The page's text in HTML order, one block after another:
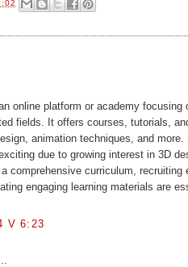
online platform or academy focusing
fields. It offers courses, tutorials,
animation techniques, and
due to growing interest in 3D
comprehensive curriculum, recruiting
engaging learning materials are
V 6:23